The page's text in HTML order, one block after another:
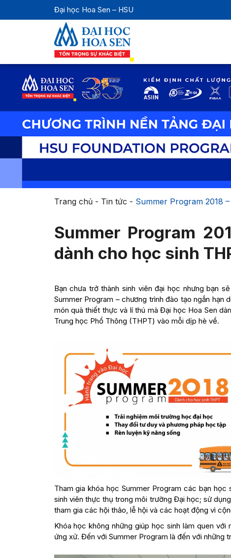
Đại học Hoa Sen – HSU
Trang chủ- Tin tức - Summer Program 2018
Summer Program
dành cho học sinh
Bạn chưa trở thành sinh viên đại học nhưng bạn
Summer Program – chương trình đào tạo ngắn
món quà thiết thực và lí thú mà Đại học Hoa Sen
Trung học Phổ Thông (THPT) vào mỗi dịp hè về.
Tham gia khóa học Summer Program các bạn
sinh viên thực thụ trong môi trường Đại học; sử
tham gia các hội thảo, lễ hội và các hoạt động vì
Khóa học không những giúp học sinh làm quen
ứng xử. Đến với Summer Program là đến với những